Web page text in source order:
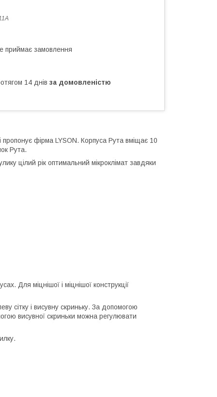
приймає замовлення
14 днів за домовленістю
пропонує фірма LYSON. Корпуса Рута вміщає 10
Рута.
цілий рік оптимальний мікроклімат завдяки
Для міцнішої і міцнішої конструкції
сітку і висувну скриньку. За допомогою
висувної скриньки можна регулювати